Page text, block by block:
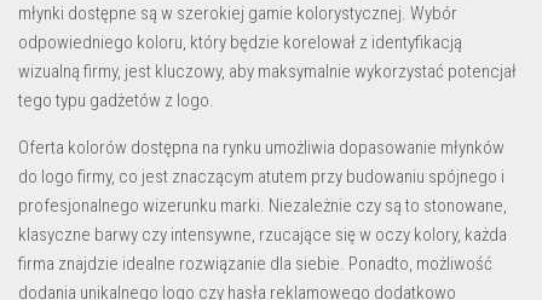
młynki dostępne są w szerokiej gamie kolorystycznej. Wybór
odpowiedniego koloru, który będzie korelował z identyfikacją
wizualną firmy, jest kluczowy, aby maksymalnie wykorzystać potencjał
tego typu gadżetów z logo
Oferta kolorów dostępna na rynku umożliwia dopasowanie młynków
do logo firmy, co jest znaczącym atutem przy budowaniu spójnego i
profesjonalnego wizerunku marki. Niezależnie czy są to stonowane,
klasyczne barwy czy intensywne, rzucające się w oczy kolory, każda
firma znajdzie idealne rozwiązanie dla siebie. Ponadto, możliwość
dodania unikalnego logo czy hasła reklamowego dodatkowo